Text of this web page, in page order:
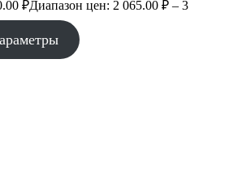
₽Диапазон цен: 2 065.00 ₽ – 3